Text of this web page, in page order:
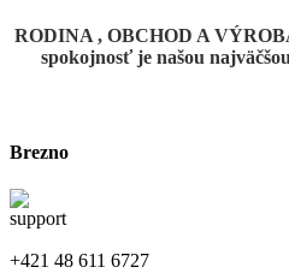
RODINA , OBCHOD A
spokojnosť je našou
Brezno
+421 48 611 6727